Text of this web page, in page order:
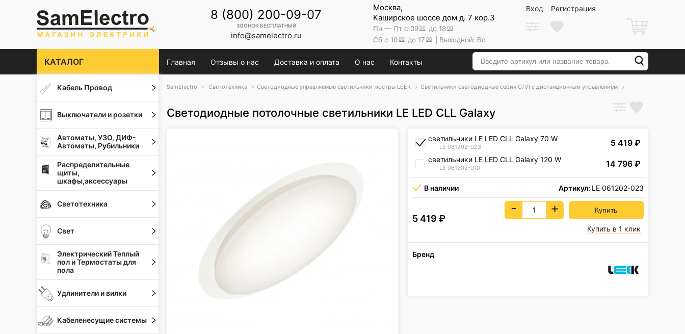
8 (800) 200-09-07
ЗВОНОК БЕСПЛАТНЫЙ
info@samelectro.ru
Москва,
Каширское шоссе дом д. 7 кор.3
Пн — Пт с 0900 до 1800
Сб с 1000 до 17 00 | Выходной: Вс
Вход Регистрация
КАТАЛОГ Главная Отзывы о нас Доставка и оплата О нас Контакты
Кабель Провод
Выключатели и розетки
Автоматы, УЗО, ДИФ-
Автоматы, Рубильники
Распределительные
щиты,
шкафы,аксессуары
Светотехника
Свет
Электрический Теплый
пол и Термостаты для
пола
Удлинители и вилки
Кабеленесущие системы
SamElectro Светотехника Светодиодные управляемые светильники люстры LEEK Светильники светодиодные серия СЛЛ с дистанционным управлением
Светодиодные потолочные светильники LE LED CLL Galaxy
светильники LE LED CLL Galaxy 70 W
LE 061202-023 5 419 ₽
светильники LE LED CLL Galaxy 120 W
LE 061202-010 14 796 ₽
В наличии Артикул: LE 061202-023
5 419 ₽
- +
Купить в 1 клик
Бренд